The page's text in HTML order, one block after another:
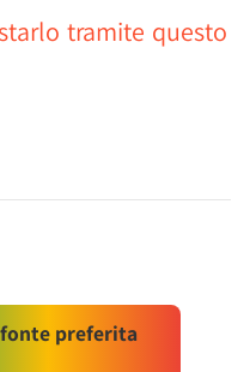
tramite questo
preferita